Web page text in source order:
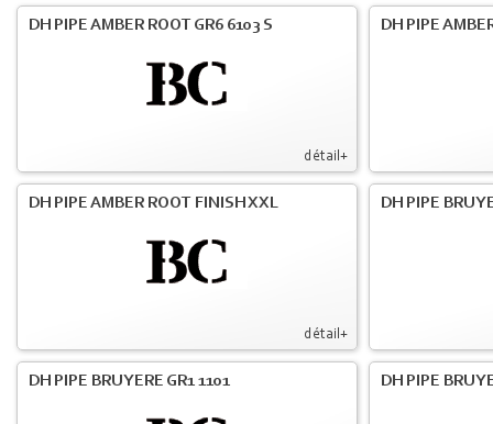
détail+
DH PIPE AMBER ROOT GR6 6103 S DH PIPE
détail+
DH PIPE AMBER ROOT FINISH XXL DH PIPE
DH PIPE BRUYERE GR1 1101 DH PIPE